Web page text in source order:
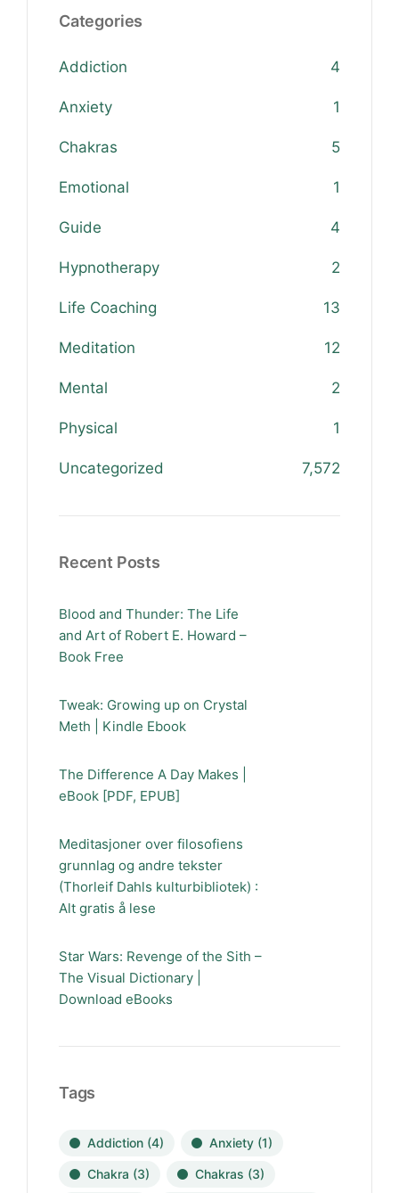
Categories
Addiction 4
Anxiety 1
Chakras 5
Emotional 1
Guide 4
Hypnotherapy 2
Life Coaching 13
Meditation 12
Mental 2
Physical 1
Uncategorized 7,572
Recent Posts
Blood and Thunder: The Life
and Art of Robert E. Howard –
Book Free
Tweak: Growing up on Crystal
Meth | Kindle Ebook
The Difference A Day Makes |
eBook [PDF, EPUB]
Meditasjoner over filosofiens
grunnlag og andre tekster
(Thorleif Dahls kulturbibliotek) :
Alt gratis å lese
Star Wars: Revenge of the Sith –
The Visual Dictionary |
Download eBooks
Tags
Addiction (4) Anxiety (1)
Chakra (3) Chakras (3)